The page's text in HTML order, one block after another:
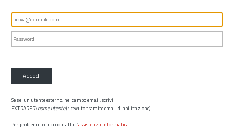
Accedi
Se sei un utente esterno, nel campo email, scrivi
EXTRARER\nome utente(ricevuto tramite email di abilitazione)
Per problemi tecnici contatta l’assistenza informatica.